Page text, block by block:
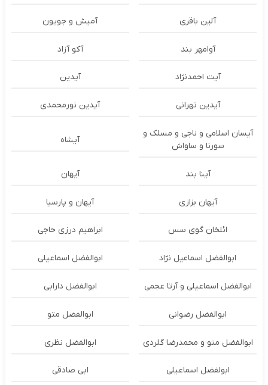
آلین باقری آمیش و جویون
آوامهر بند آکو آزاد
آیت احمدنژاد آیدین
آیدین تهرانی آیدین نورمحمدی
آیسان اسلامی و ناجی و مسلک و
سورنا و ساواش
آیشاه
آینا بند آیهان
آیهان بزازی آیهان و پارسیا
ائلخان گوی سس ابراهیم درزی حاجی
ابوالفضل اسماعیل نژاد ابوالفضل اسماعیلی
ابوالفضل اسماعیلی و آرتا عجمی ابوالفضل دارابی
ابوالفضل رضوانی ابوالفضل متو
ابوالفضل متو و محمدرضا گلردی ابوالفضل نظری
ابولفضل اسماعیلی ابی صادقی